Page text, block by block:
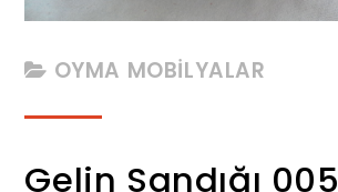
OYMA MOBİLYALAR
Gelin Sandığı 005